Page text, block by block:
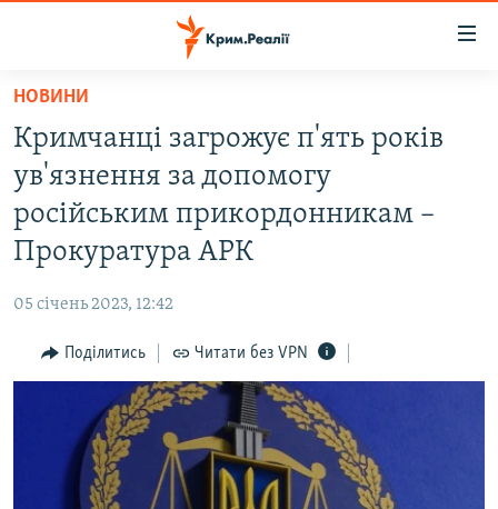
Перейти
основного
матеріалу
Перейти
до
основної
Перейти
пошуку
ВОДА.КРИМ
ВІДЕО ТА ФОТО
ПОЛІТИКА
ІНТЕРВ'Ю
ВСЕ ЗА ДЕНЬ
СПЕЦПРОЕКТИ
ДЕПОРТАЦІЯ
ЯК ОБІЙТИ БЛОКУВАННЯ
НОВИНИ
Кримчанці загрожує п'ять років
ув'язнення за допомогу
російським прикордонникам –
Прокуратура АРК
05 січень 2023, 12:42
Поділитись Читати без VPN